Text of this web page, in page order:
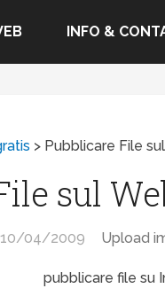
INFO &
> Pubblicare File
sul
10/04/2009 Upload